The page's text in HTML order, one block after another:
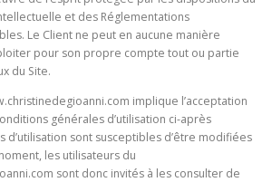
et des Réglementations
Le Client ne peut en aucune manière
pour son propre compte tout ou partie
du Site.
implique l’acceptation
générales d’utilisation ci-après
d’utilisation sont susceptibles d’être modifiées
les utilisateurs du
sont donc invités à les consulter de